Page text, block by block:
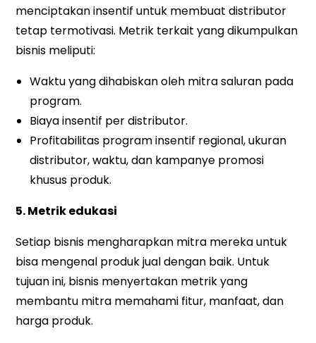
menciptakan insentif untuk membuat distributor
tetap termotivasi. Metrik terkait yang dikumpulkan
bisnis meliputi:
Waktu yang dihabiskan oleh mitra saluran pada
program.
Biaya insentif per distributor.
Profitabilitas program insentif regional, ukuran
distributor, waktu, dan kampanye promosi
khusus produk.
5. Metrik edukasi
Setiap bisnis mengharapkan mitra mereka untuk
bisa mengenal produk jual dengan baik. Untuk
tujuan ini, bisnis menyertakan metrik yang
membantu mitra memahami fitur, manfaat, dan
harga produk.